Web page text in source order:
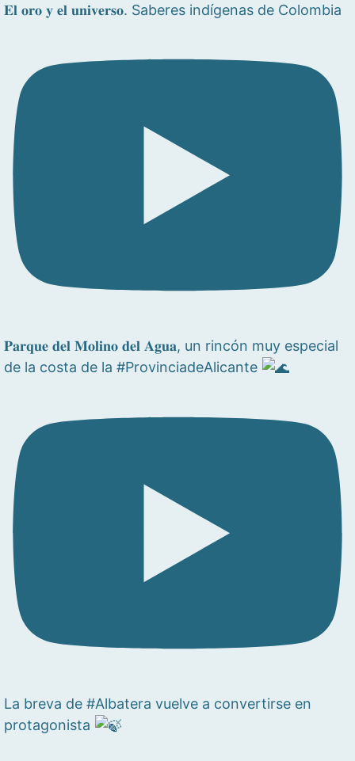
𝐄𝐥 𝐨𝐫𝐨 𝐲 𝐞𝐥 𝐮𝐧𝐢𝐯𝐞𝐫𝐬𝐨. Saberes indígenas de Colombia
𝐏𝐚𝐫𝐪𝐮𝐞 𝐝𝐞𝐥 𝐌𝐨𝐥𝐢𝐧𝐨 𝐝𝐞𝐥 𝐀𝐠𝐮𝐚, un rincón muy especial
de la costa de la #ProvinciadeAlicante
La breva de #Albatera vuelve a convertirse en
protagonista